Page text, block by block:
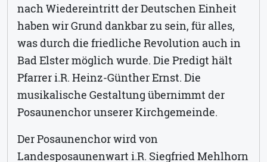
nach Wiedereintritt der Deutschen Einheit
haben wir Grund dankbar zu sein, für alles,
was durch die friedliche Revolution auch in
Bad Elster möglich wurde. Die Predigt hält
Pfarrer i.R. Heinz-Günther Ernst. Die
musikalische Gestaltung übernimmt der
Posaunenchor unserer Kirchgemeinde.
Der Posaunenchor wird von
Landesposaunenwart i.R. Siegfried Mehlhorn